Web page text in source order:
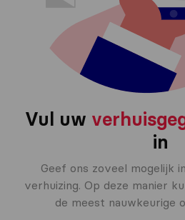
Vul uw
in
Geef ons zoveel mogelijk
verhuizing. Op deze manier
de meest nauwkeurige